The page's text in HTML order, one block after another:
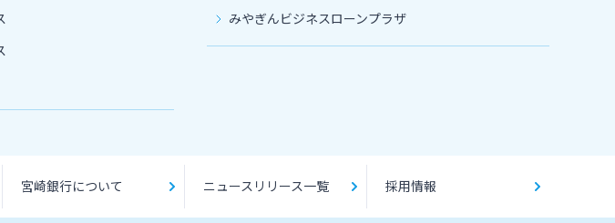
みやぎんビジネスローンプラザ
宮崎銀行について ニュースリリース一覧 採用情報